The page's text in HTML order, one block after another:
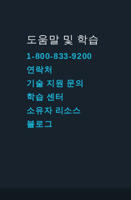
도움말 및 학습
1-800-833-9200
연락처
기술 지원 문의
학습 센터
소유자 리소스
블로그